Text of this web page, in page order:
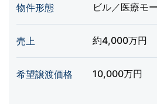
物件形態 ビル／医療モ
売上 約4,000万円
希望譲渡価格 10,000万円